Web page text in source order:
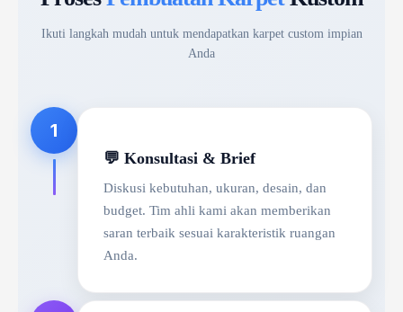
Ikuti langkah mudah untuk mendapatkan karpet custom impian
Anda
1
💬 Konsultasi & Brief
Diskusi kebutuhan, ukuran, desain, dan
budget. Tim ahli kami akan memberikan
saran terbaik sesuai karakteristik ruangan
Anda.